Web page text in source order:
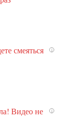
i
смеяться
i
Видео не